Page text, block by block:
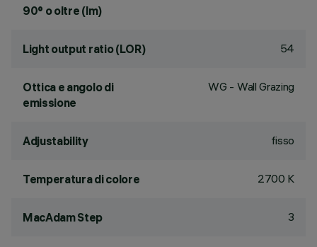
90° o oltre (lm)
Light output ratio (LOR) 54
Ottica e angolo di
emissione
WG - Wall Grazing
Adjustability fisso
Temperatura di colore 2700 K
MacAdam Step 3